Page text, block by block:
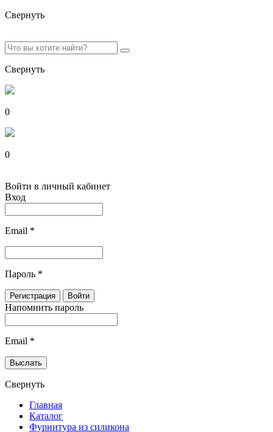
Свернуть
Свернуть
0
0
Войти в личный кабинет
Вход
Email *
Пароль *
Напомнить пароль
Email *
Свернуть
Главная
Каталог
Фурнитура из силикона